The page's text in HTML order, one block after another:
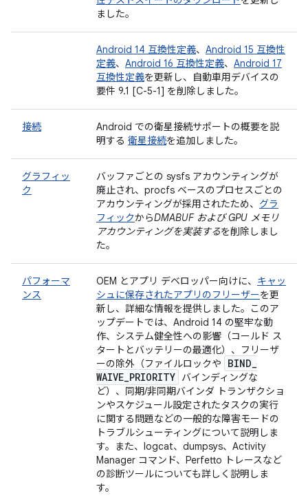
ました。
Android 14 互換性定義、 Android 15 互換性
定義、 Android 16 互換性定義、 Android 17
互換性定義を更新し、自動車用デバイスの
要件 9.1 [C-5-1] を削除しました。
接続
Android での衛星接続サポートの概要を説
明する 衛星接続を追加しました。
グラフィッ
ク
バッファごとの sysfs アカウンティングが
廃止され、procfs ベースのプロセスごとの
アカウンティングが採用されたため、 グラ
フィックからDMABUF および GPU メモリ
アカウンティングを実装するを削除しまし
た。
パフォーマ
ンス
OEM とアプリ デベロッパー向けに、 キャッ
シュに保存されたアプリのフリーザーを更
新し、詳細な情報を提供しました。このア
ップデートでは、Android 14 の堅牢な動
作、システム健全性への影響（コールド ス
タートとバッテリーの最適化）、フリーザ
ーの除外（ファイルロックや
BIND_
WAIVE_PRIORITY バインディングな
ど）、同期/非同期バインダ トランザクショ
ンやスケジュール設定されたタスクの実行
に関する問題などの一般的な障害モードの
トラブルシューティングについて説明しま
す。また、logcat、dumpsys、Activity
Manager コマンド、Perfetto トレースなど
の診断ツールについても詳しく説明しま
す。